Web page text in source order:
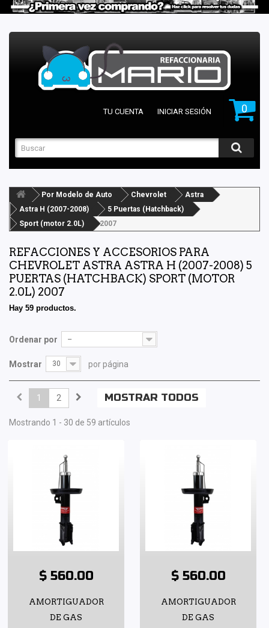
0
TU CUENTA INICIAR SESIÓN
Por Modelo de Auto Chevrolet
Astra
Astra H (2007-2008)
5 Puertas (Hatchback)
Sport (motor 2.0L)
2007
REFACCIONES Y ACCESORIOS PARA
CHEVROLET ASTRA ASTRA H (2007-2008) 5
PUERTAS (HATCHBACK) SPORT (MOTOR
2.0L) 2007
Hay 59 productos.
Ordenar por --
Mostrar 30 por página
MOSTRAR TODOS
1 2
Mostrando 1 - 30 de 59 artículos
$ 560.00
AMORTIGUADOR
DE GAS
$ 560.00
AMORTIGUADOR
DE GAS